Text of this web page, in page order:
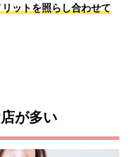
ットを照らし合わせて
が多い